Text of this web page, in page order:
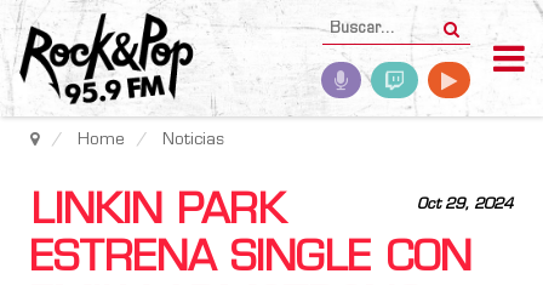
Home Noticias
Oct 29, 2024
LINKIN PARK
ESTRENA SINGLE CON